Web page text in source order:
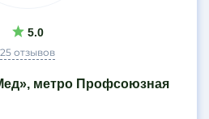
5.0
25 отзывов
метро Профсоюзная